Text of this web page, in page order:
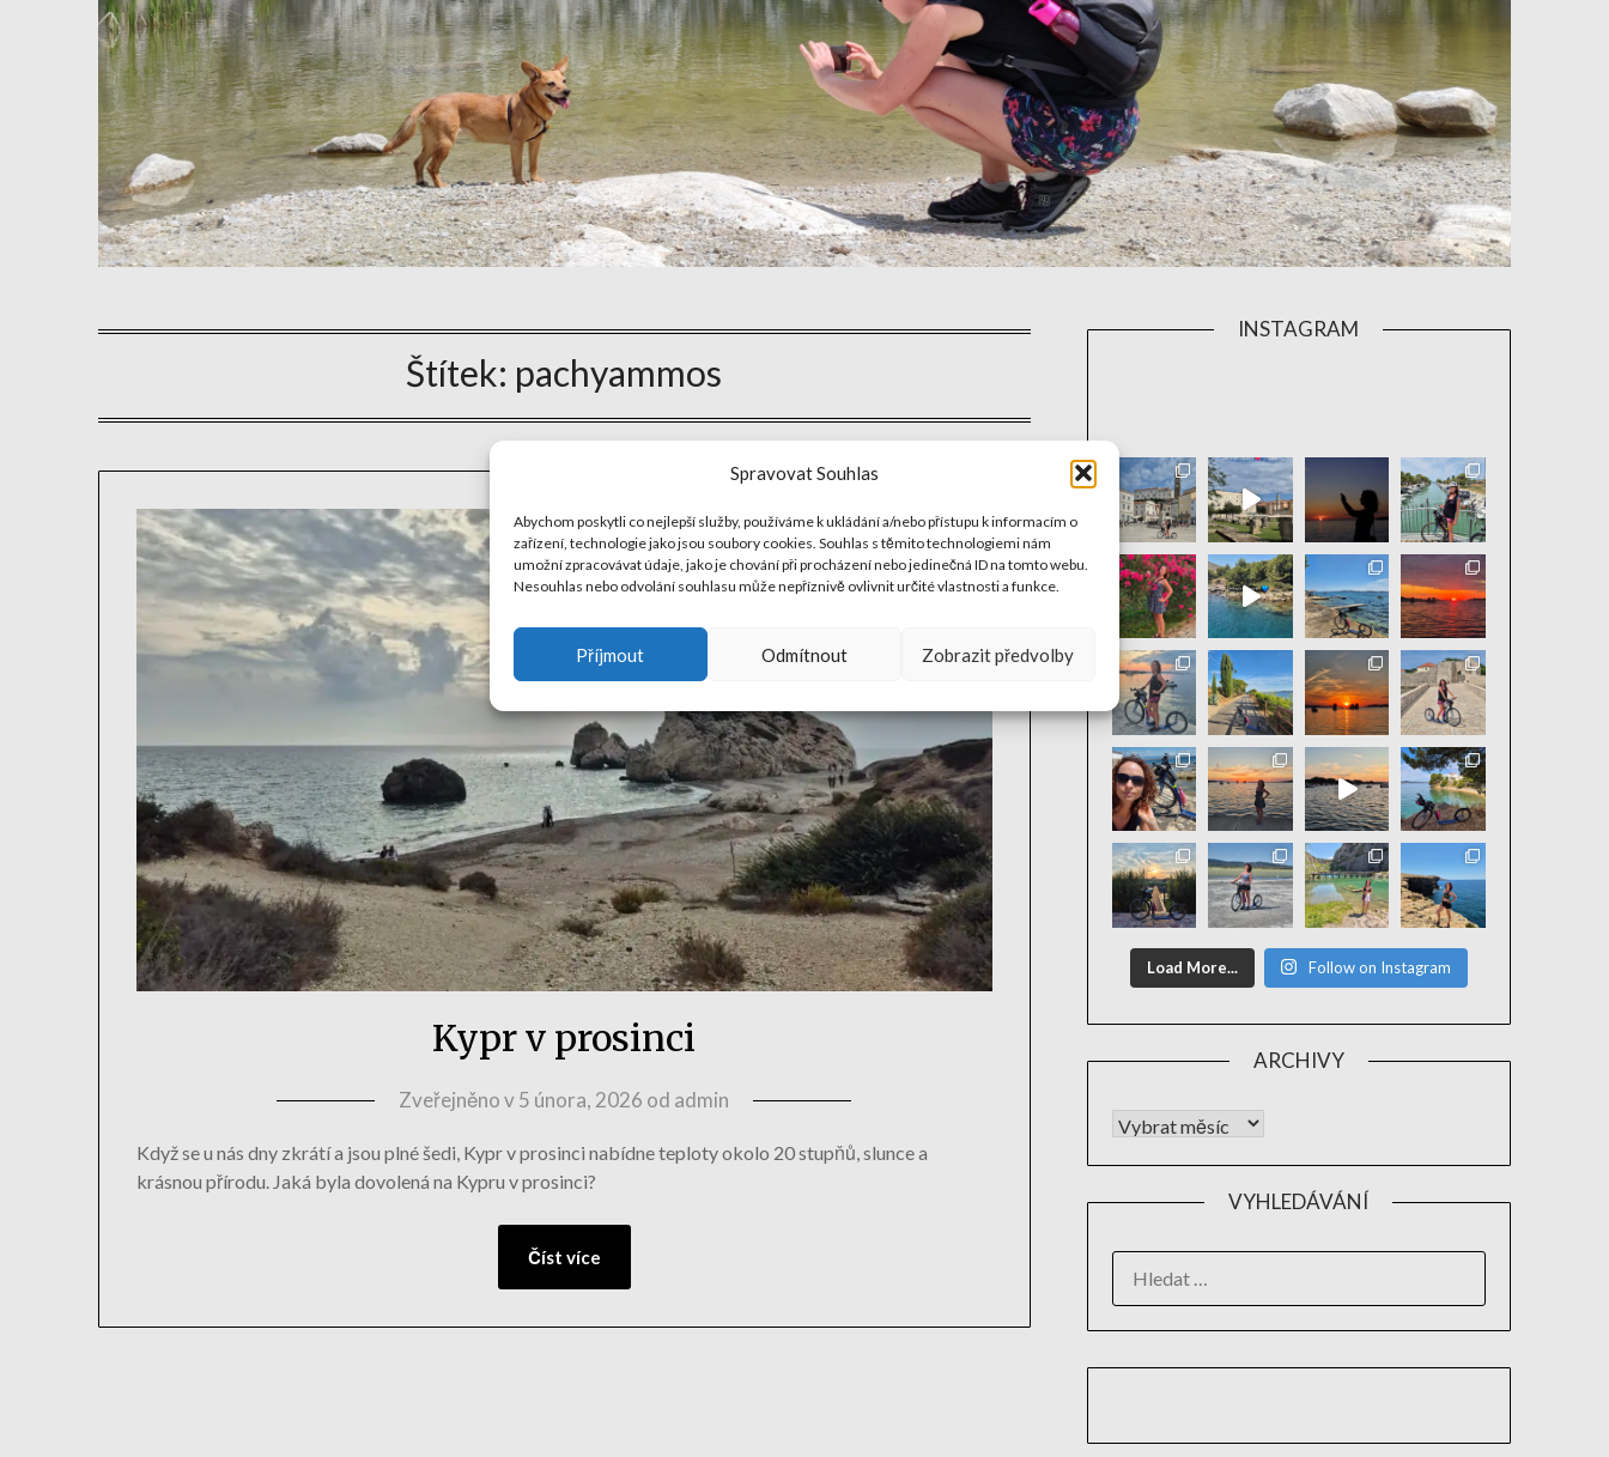
Spravovat Souhlas
Abychom poskytli co nejlepší služby, používáme k ukládání a/nebo přístupu k informacím o
zařízení, technologie jako jsou soubory cookies. Souhlas s těmito technologiemi nám
umožní zpracovávat údaje, jako je chování při procházení nebo jedinečná ID na tomto webu.
Nesouhlas nebo odvolání souhlasu může nepříznivě ovlivnit určité vlastnosti a funkce.
Příjmout Odmítnout Zobrazit předvolby
Štítek: pachyammos
Kypr v prosinci
Zveřejněno v5 února, 2026 od admin
Když se u nás dny zkrátí a jsou plné šedi, Kypr v prosinci nabídne teploty okolo 20 stupňů, slunce a
krásnou přírodu. Jaká byla dovolená na Kypru v prosinci?
Číst více
INSTAGRAM
Load More... Follow on Instagram
ARCHIVY
VYHLEDÁVÁNÍ